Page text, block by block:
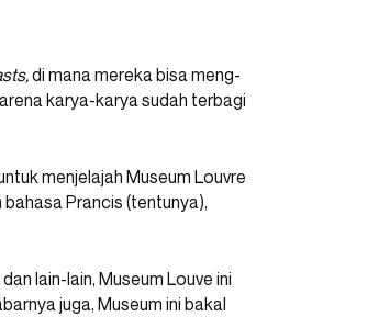
di mana mereka bisa meng-
karya-karya sudah terbagi
menjelajah Museum Louvre
Prancis (tentunya),
lain-lain, Museum Louve ini
juga, Museum ini bakal